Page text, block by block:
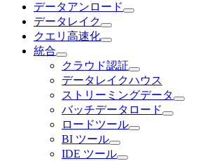
データアンロード
データレイク
クエリ高速化
統合
クラウド認証
データレイクハウス
ストリーミングデータ
バッチデータロード
ロードツール
BI ツール
IDE ツール